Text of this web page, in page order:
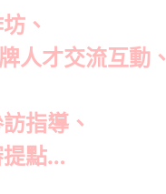
、
人才交流互動、
指導、
提點…